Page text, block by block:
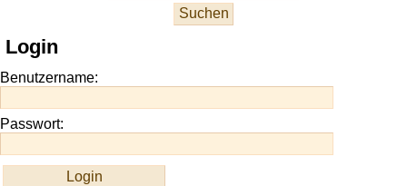
site
https://onlineslots.money/
Login
Benutzername:
Passwort: